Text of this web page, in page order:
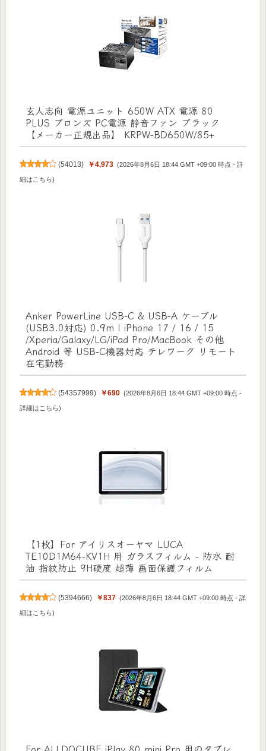
玄人志向 電源ユニット 650W ATX 電源 80
PLUS ブロンズ PC電源 静音ファン ブラック
【メーカー正規出品】 KRPW-BD650W/85+
(54013) ￥4,973 (2026年8月6日 18:44 GMT +09:00 時点 -詳
細はこちら)
Anker PowerLine USB-C & USB-A ケーブル
(USB3.0対応) 0.9m | iPhone 17 / 16 / 15
/Xperia/Galaxy/LG/iPad Pro/MacBook その他
Android 等 USB-C機器対応 テレワーク リモート
在宅勤務
(54357999) ￥690 (2026年8月6日 18:44 GMT +09:00 時点 -
詳細はこちら)
【1枚】For アイリスオーヤマ LUCA
TE10D1M64-KV1H 用 ガラスフィルム - 防水 耐
油 指紋防止 9H硬度 超薄 画面保護フィルム
(5394666) ￥837 (2026年8月6日 18:44 GMT +09:00 時点 -詳
細はこちら)